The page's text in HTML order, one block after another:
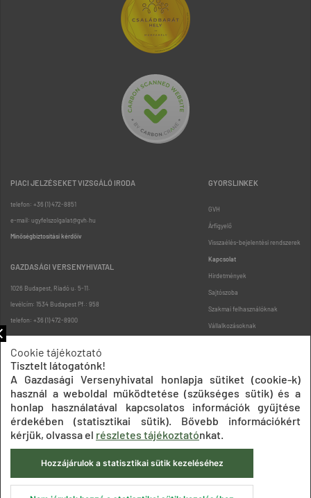
PIACI JELZÉSEKET VIZSGÁLÓ IRODA
telefon: +36 (1) 472-8851
e-mail: ugyfelszolgalat@gvh.hu
Minőségbiztosítási kérdőív
GAZDASÁGI VERSENYHIVATAL
1026 Budapest, Riadó u. 5-11.
levélcím: 1534 Budapest Pf.: 958
telefon: +36 (1) 472-8900
GYORSLINKEK
GVH
Árfigyelő
Visszaélés-bejelentési rendszerek
Kapcsolat
Hirdetmények
Sajtószoba
Szakmai felhasználóknak
Vállalkozásoknak
Oldaltérkép
Impresszum Adatkezelési tájékoztatók
Akadálymentesítési nyilatkozat
Közadatkereső
Süti beállítások ÁSZF
Cookie tájékoztató
Tisztelt látogatónk!
A Gazdasági Versenyhivatal honlapja sütiket (cookie-k)
használ a weboldal működtetése (szükséges sütik) és a
honlap használatával kapcsolatos információk gyűjtése
érdekében (statisztikai sütik). Bővebb információkért
kérjük, olvassa el részletes tájékoztatónkat.
Hozzájárulok a statisztikai sütik kezeléséhez